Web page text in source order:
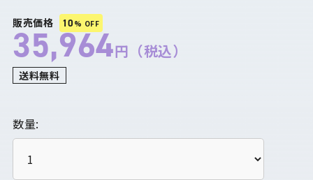
販売価格 10 % OFF
35,964円（税込）
送料無料
数量: